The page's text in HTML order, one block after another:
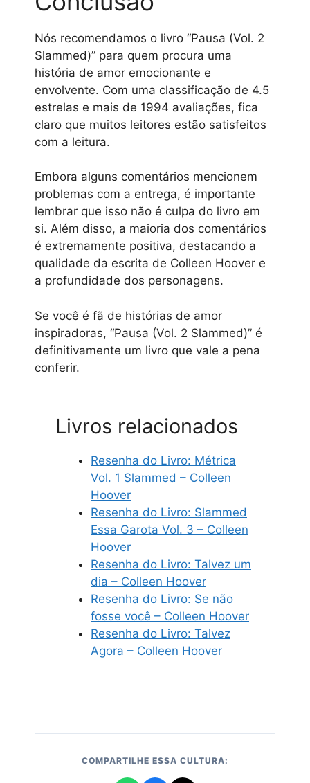
Nós recomendamos o livro “Pausa (Vol. 2
Slammed)” para quem procura uma
história de amor emocionante e
envolvente. Com uma classificação de 4.5
estrelas e mais de 1994 avaliações, fica
claro que muitos leitores estão satisfeitos
com a leitura.
Embora alguns comentários mencionem
problemas com a entrega, é importante
lembrar que isso não é culpa do livro em
si. Além disso, a maioria dos comentários
é extremamente positiva, destacando a
qualidade da escrita de Colleen Hoover e
a profundidade dos personagens.
Se você é fã de histórias de amor
inspiradoras, “Pausa (Vol. 2 Slammed)” é
definitivamente um livro que vale a pena
conferir.
Livros relacionados
Resenha do Livro: Métrica
Vol. 1 Slammed – Colleen
Hoover
Resenha do Livro: Slammed
Essa Garota Vol. 3 – Colleen
Hoover
Resenha do Livro: Talvez um
dia – Colleen Hoover
Resenha do Livro: Se não
fosse você – Colleen Hoover
Resenha do Livro: Talvez
Agora – Colleen Hoover
COMPARTILHE ESSA CULTURA: